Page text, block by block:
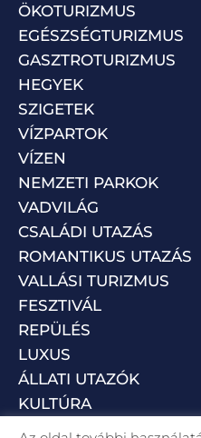
ÖKOTURIZMUS
EGÉSZSÉGTURIZMUS
GASZTROTURIZMUS
HEGYEK
SZIGETEK
VÍZPARTOK
VÍZEN
NEMZETI PARKOK
VADVILÁG
CSALÁDI UTAZÁS
ROMANTIKUS UTAZÁS
VALLÁSI TURIZMUS
FESZTIVÁL
REPÜLÉS
LUXUS
ÁLLATI UTAZÓK
KULTÚRA